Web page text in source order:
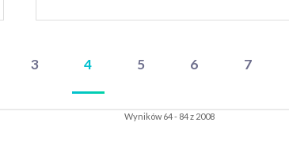
3 4 5 6 7
Wyników 64 - 84 z 2008